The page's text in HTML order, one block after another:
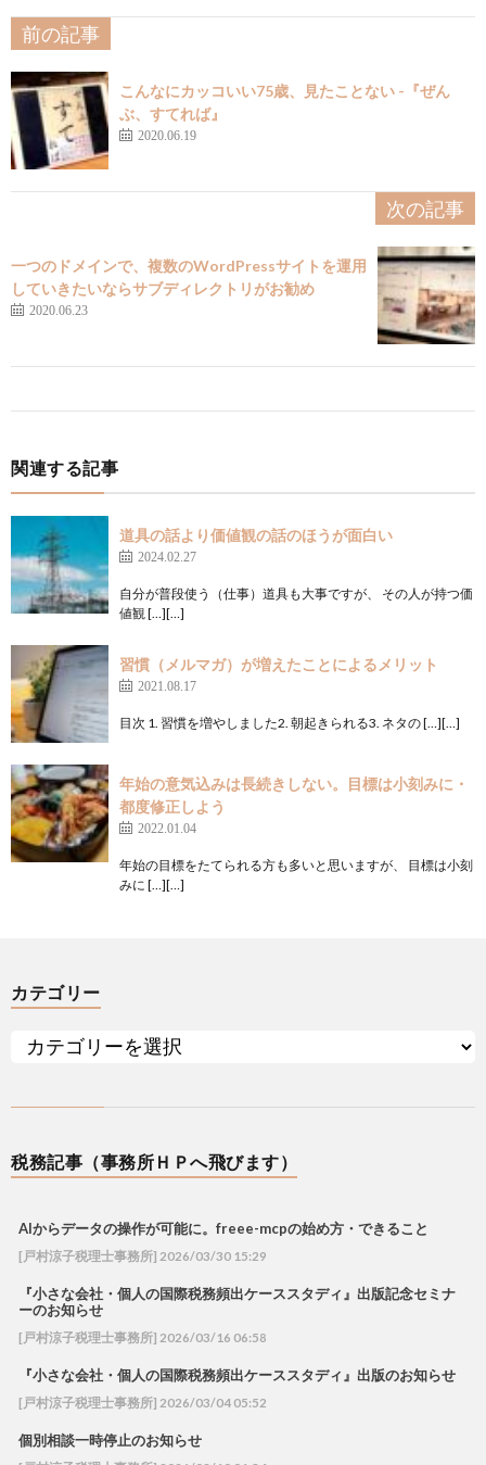
前の記事
こんなにカッコいい75歳、見たことない -『ぜん
ぶ、すてれば』
2020.06.19
次の記事
一つのドメインで、複数のWordPressサイトを運用
していきたいならサブディレクトリがお勧め
2020.06.23
関連する記事
道具の話より価値観の話のほうが面白い
2024.02.27
自分が普段使う（仕事）道具も大事ですが、 その人が持つ価
値観 […][…]
習慣（メルマガ）が増えたことによるメリット
2021.08.17
目次 1. 習慣を増やしました2. 朝起きられる3. ネタの […][…]
年始の意気込みは長続きしない。目標は小刻みに・
都度修正しよう
2022.01.04
年始の目標をたてられる方も多いと思いますが、 目標は小刻
みに […][…]
カテゴリー
税務記事（事務所ＨＰへ飛びます）
AIからデータの操作が可能に。freee-mcpの始め方・できること
[戸村涼子税理士事務所] 2026/03/30 15:29
『小さな会社・個人の国際税務頻出ケーススタディ』出版記念セミナ
ーのお知らせ
[戸村涼子税理士事務所] 2026/03/16 06:58
『小さな会社・個人の国際税務頻出ケーススタディ』出版のお知らせ
[戸村涼子税理士事務所] 2026/03/04 05:52
個別相談一時停止のお知らせ